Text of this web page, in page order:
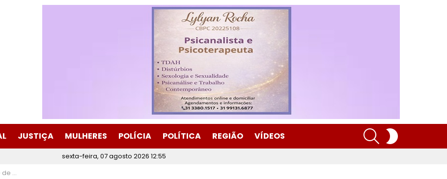
JUSTIÇA MULHERES POLÍCIA POLÍTICA REGIÃO VÍDEOS
SEARCH
sexta-feira, 07 agosto 2026 12:55
Itabira